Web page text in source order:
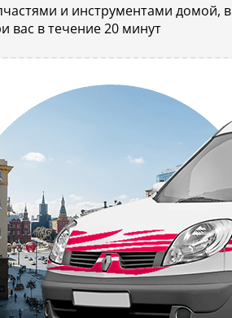
и инструментами домой, в
вас в течение 20 минут